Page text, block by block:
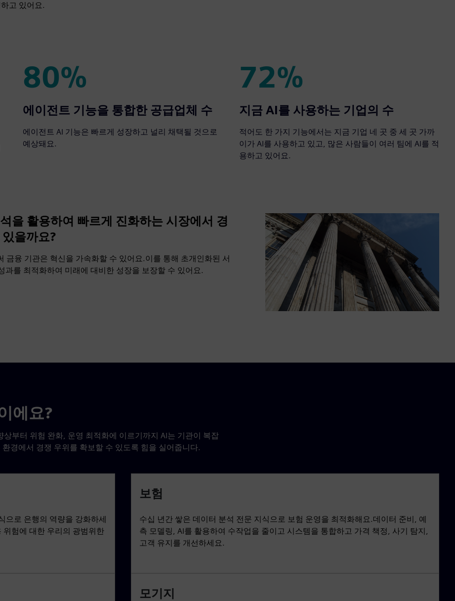
고 있어요.
80%
80%
에이전트 기능을 통합한 공급업체 수
에이전트 AI 기능은 빠르게 성장하고 널리 채택될 것으로
예상돼요.
72%
72%
지금 AI를 사용하는 기업의 수
적어도 한 가지 기능에서는 지금 기업 네 곳 중 세 곳 가까
이가 AI를 사용하고 있고, 많은 사람들이 여러 팀에 AI를 적
용하고 있어요.
을 활용하여 빠르게 진화하는 시장에서 경
을까요?
융 기관은 혁신을 가속화할 수 있어요.이를 통해 초개인화된 서
를 최적화하여 미래에 대비한 성장을 보장할 수 있어요.
에요?
부터 위험 완화, 운영 최적화에 이르기까지 AI는 기관이 복잡
경에서 경쟁 우위를 확보할 수 있도록 힘을 실어줍니다.
으로 은행의 역량을 강화하세
험에 대한 우리의 광범위한
보험
수십 년간 쌓은 데이터 분석 전문 지식으로 보험 운영을 최적화해요.데이터 준비, 예
측 모델링, AI를 활용하여 수작업을 줄이고 시스템을 통합하고 가격 책정, 사기 탐지,
고객 유지를 개선하세요.
모기지